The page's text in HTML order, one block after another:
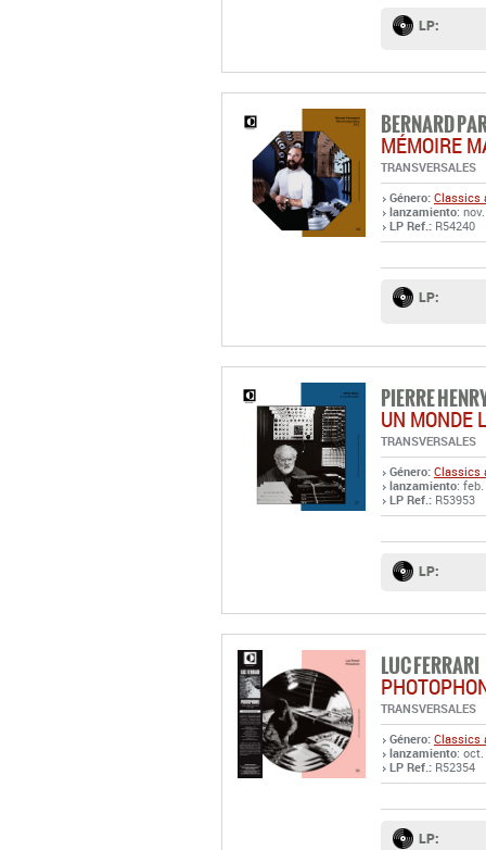
LP:
BERNARD
MÉMOIRE
TRANSVERSALES
Género: Classics
lanzamiento:
LP Ref.: R54240
LP:
PIERRE
UN MONDE
TRANSVERSALES
Género: Classics
lanzamiento:
LP Ref.: R53953
LP:
LUC FERRARI
TRANSVERSALES
Género: Classics
lanzamiento: oct.
LP Ref.: R52354
LP: